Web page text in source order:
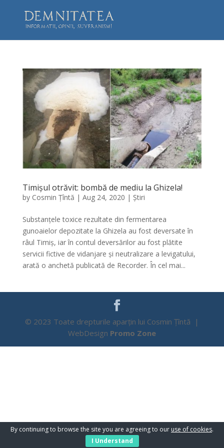
Timișul otrăvit: bombă de mediu la Ghizela!
by Cosmin Țîntă | Aug 24, 2020 | Știri
Substanțele toxice rezultate din fermentarea
gunoaielor depozitate la Ghizela au fost deversate în
râul Timiș, iar în contul deversărilor au fost plătite
servicii fictive de vidanjare și neutralizare a levigatului,
arată o anchetă publicată de Recorder. În cel mai...
© 2023 Toate drepturile aparțin lui Cosmin Țîntă |
WebDesign Promo Zone
By continuing to browse the site you are agreeing to our use of cookies.
I Understand